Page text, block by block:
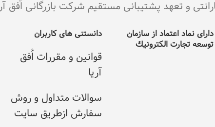
تعهد پشتیبانی مستقیم شرکت بازرگانی اٌفق آریا می
دارای نماد اعتماد از سازمان
توسعه تجارت الکترونيك
دانستنی های کاربران
قوانین و مقررات اُفق
آریا
سوالات متداول و روش
سفارش ازطریق سایت